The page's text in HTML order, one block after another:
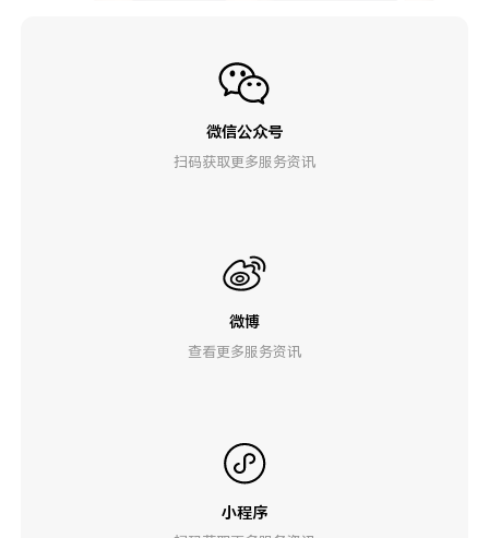
微信公众号
扫码获取更多服务资讯
微博
查看更多服务资讯
小程序